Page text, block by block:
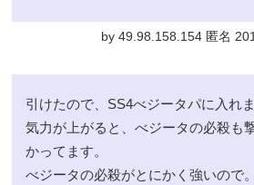
by 49.98.158.154 匿名
引けたので、SS4べジータパに入れま
気力が上がると、べジータの必殺も
かってます。
べジータの必殺がとにかく強いので。